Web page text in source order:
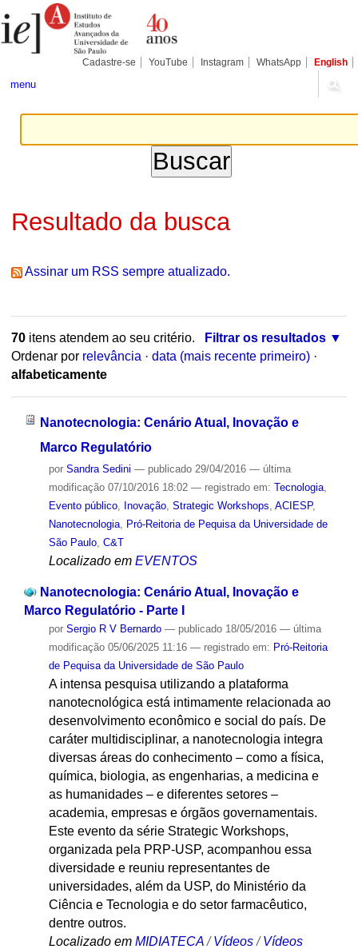
para
conteúdo.
Pessoais
Cadastre-se YouTube Instagram WhatsApp English
menu
Resultado da busca
Assinar um RSS sempre atualizado.
70itens atendem ao seu critério.
Filtrar os resultados
Ordenar por relevância · data (mais recente primeiro) ·
alfabeticamente
Nanotecnologia: Cenário Atual, Inovação e
Marco Regulatório
por Sandra Sedini — publicado29/04/2016 — última
modificação07/10/2016 18:02 — registrado em: Tecnologia,
Evento público, Inovação, Strategic Workshops ACIESP,
Nanotecnologia,
Pró-Reitoria de Pequisa da Universidade de
São Paulo, C&T
Localizado em EVENTOS
Nanotecnologia: Cenário Atual, Inovação e
Marco Regulatório - Parte I
por Sergio R V Bernardo — publicado18/05/2016 — última
modificação05/06/2025 11:16 — registrado em: Pró-Reitoria
de Pequisa da Universidade de São Paulo
A intensa pesquisa utilizando a plataforma
nanotecnológica está intimamente relacionada ao
desenvolvimento econômico e social do país. De
caráter multidisciplinar, a nanotecnologia integra
diversas áreas do conhecimento – como a física,
química, biologia, as engenharias, a medicina e
as humanidades – e diferentes setores –
academia, empresas e órgãos governamentais.
Este evento da série Strategic Workshops,
organizada pela PRP-USP, acompanhou essa
diversidade e reuniu representantes de
universidades, além da USP, do Ministério da
Ciência e Tecnologia e do setor farmacêutico,
dentre outros.
Localizado em MIDIATECA /Vídeos /Vídeos